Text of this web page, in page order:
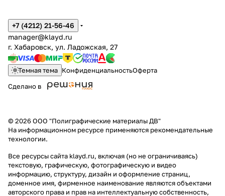
+7 (4212) 21-56-46
manager@klayd.ru
г. Хабаровск, ул. Ладожская, 27
Темная тема КонфиденциальностьОферта
Сделано в
© 2026 ООО "Полиграфические материалы ДВ"
На информационном ресурсе применяются рекомендательные
технологии.
Все ресурсы сайта klayd.ru, включая (но не ограничиваясь)
текстовую, графическую, фотографическую и видео
информацию, структуру, дизайн и оформление страниц,
доменное имя, фирменное наименование являются объектами
авторского права и прав на интеллектуальную собственность,